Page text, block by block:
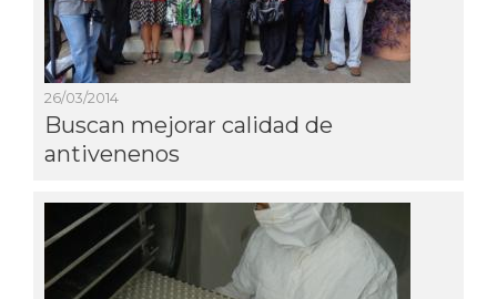
26/03/2014
Buscan mejorar calidad de
antivenenos